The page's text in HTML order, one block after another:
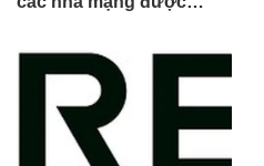
về chất lượng và độ tin
cậy của cuộc gọi thoại